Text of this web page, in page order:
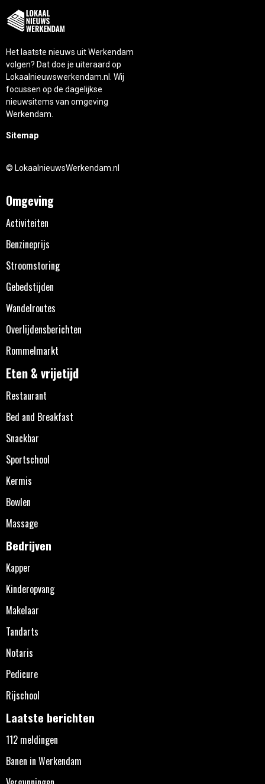
Het laatste nieuws uit Werkendam
volgen? Dat doe je uiteraard op
Lokaalnieuwswerkendam.nl. Wij
focussen op de dagelijkse
nieuwsitems van omgeving
Werkendam.
Sitemap
© LokaalnieuwsWerkendam.nl
Omgeving
Activiteiten
Benzineprijs
Stroomstoring
Gebedstijden
Wandelroutes
Overlijdensberichten
Rommelmarkt
Eten & vrijetijd
Restaurant
Bed and Breakfast
Snackbar
Sportschool
Kermis
Bowlen
Massage
Bedrijven
Kapper
Kinderopvang
Makelaar
Tandarts
Notaris
Pedicure
Rijschool
Laatste berichten
112 meldingen
Banen in Werkendam